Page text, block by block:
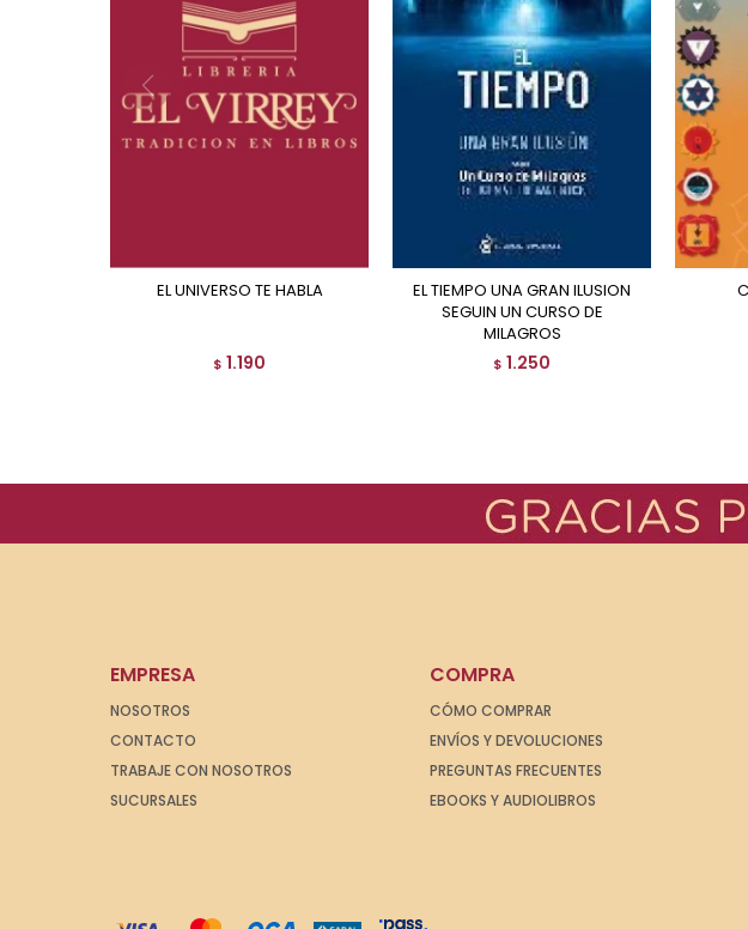
EL UNIVERSO TE HABLA
$ 1.190
EL TIEMPO UNA GRAN ILUSION
SEGUIN UN CURSO DE
MILAGROS
$ 1.250
EMPRESA
NOSOTROS
CONTACTO
TRABAJE CON NOSOTROS
SUCURSALES
COMPRA
CÓMO COMPRAR
ENVÍOS Y DEVOLUCIONES
PREGUNTAS FRECUENTES
EBOOKS Y AUDIOLIBROS